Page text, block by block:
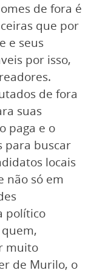
de fora é
que por
e seus
por isso,
de fora
suas
paga e o
para buscar
locais
não só em
político
muito
de Murilo, o